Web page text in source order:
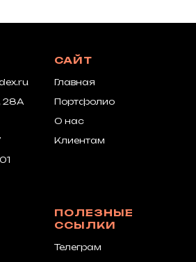
28А
САЙТ
Главная
Портфолио
О нас
Клиентам
ПОЛЕЗНЫЕ
ССЫЛКИ
Телеграм